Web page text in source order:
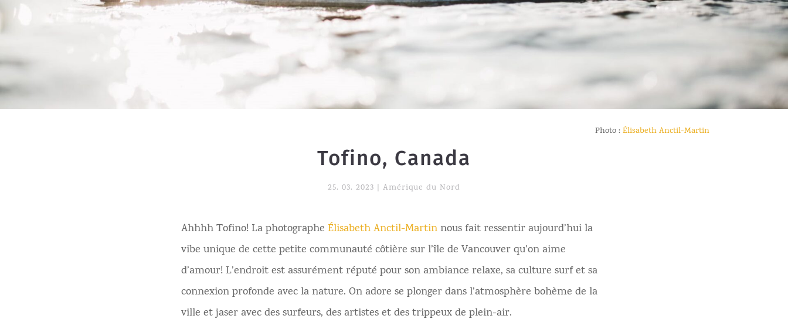
Photo :Élisabeth Anctil-Martin
Tofino, Canada
25. 03. 2023 Amérique du Nord
Ahhhh Tofino! La photographeÉlisabeth Anctil-Martinnous fait ressentir aujourd’hui la
vibe unique de cette petite communauté côtière sur l’île de Vancouver qu’on aime
d’amour! L’endroit est assurément réputé pour son ambiance relaxe, sa culture surf et sa
connexion profonde avec la nature. On adore se plonger dans l’atmosphère bohème de la
ville et jaser avec des surfeurs, des artistes et des trippeux de plein-air.